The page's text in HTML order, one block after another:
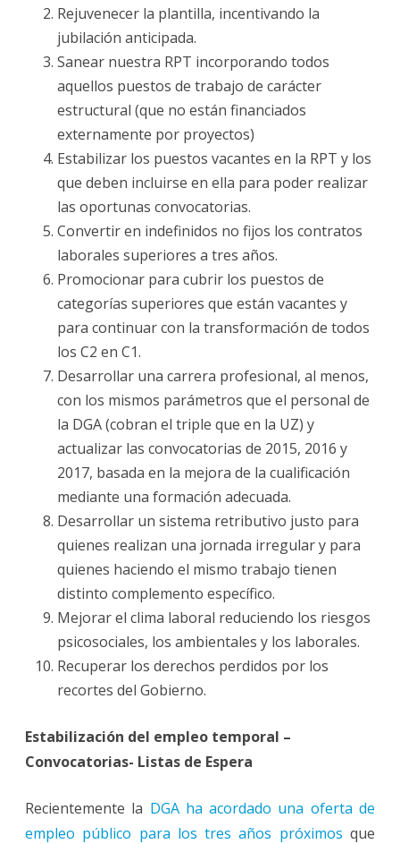
Rejuvenecer la plantilla, incentivando la
jubilación anticipada.
Sanear nuestra RPT incorporando todos
aquellos puestos de trabajo de carácter
estructural (que no están financiados
externamente por proyectos)
Estabilizar los puestos vacantes en la RPT y los
que deben incluirse en ella para poder realizar
las oportunas convocatorias.
Convertir en indefinidos no fijos los contratos
laborales superiores a tres años.
Promocionar para cubrir los puestos de
categorías superiores que están vacantes y
para continuar con la transformación de todos
los C2 en C1.
Desarrollar una carrera profesional, al menos,
con los mismos parámetros que el personal de
la DGA (cobran el triple que en la UZ) y
actualizar las convocatorias de 2015, 2016 y
2017, basada en la mejora de la cualificación
mediante una formación adecuada.
Desarrollar un sistema retributivo justo para
quienes realizan una jornada irregular y para
quienes haciendo el mismo trabajo tienen
distinto complemento específico.
Mejorar el clima laboral reduciendo los riesgos
psicosociales, los ambientales y los laborales.
Recuperar los derechos perdidos por los
recortes del Gobierno.
Estabilización del empleo temporal –
Convocatorias- Listas de Espera
Recientemente la DGA ha acordado una oferta de
empleo público para los tres años próximos que